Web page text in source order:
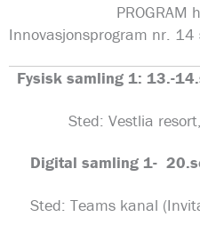
PROGRAM
Innovasjonsprogram nr.
Fysisk samling 1: 13.-
Sted: Vestlia
Digital samling 1-
Sted: Teams kanal